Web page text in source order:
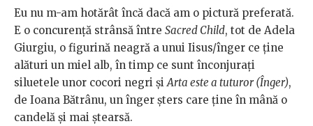
Eu nu m-am hotărât încă dacă am o pictură preferată.
E o concurență strânsă între Sacred Child, tot de Adela
Giurgiu, o figurină neagră a unui Iisus/înger ce ține
alături un miel alb, în timp ce sunt înconjurați
siluetele unor cocori negri șiArta este a tuturor (Înger),
de Ioana Bătrânu, un înger șters care ține în mână o
candelă și mai ștearsă.